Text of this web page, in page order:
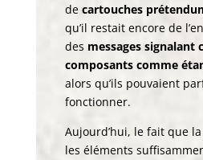
de cartouches
qu’il restait encore de
des messages signalant
composants comme
alors qu’ils pouvaient
fonctionner.
Aujourd’hui, le fait que
les éléments